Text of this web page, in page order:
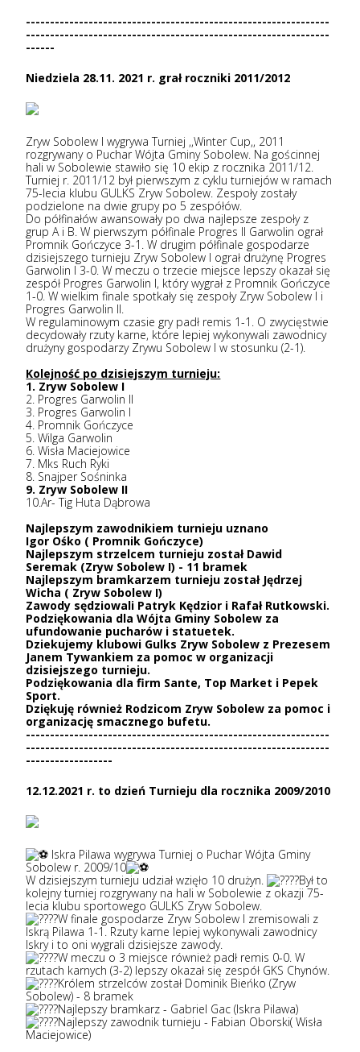
---------------------------------------------------------------
---------------------------------------------------------------
------
Niedziela 28.11. 2021 r. grał roczniki 2011/2012
Zryw Sobolew I wygrywa Turniej ,,Winter Cup,, 2011
rozgrywany o Puchar Wójta Gminy Sobolew. Na gościnnej
hali w Sobolewie stawiło się 10 ekip z rocznika 2011/12.
Turniej r. 2011/12 był pierwszym z cyklu turniejów w ramach
75-lecia klubu GULKS Zryw Sobolew. Zespoły zostały
podzielone na dwie grupy po 5 zespółów.
Do półfinałów awansowały po dwa najlepsze zespoły z
grup A i B. W pierwszym półfinale Progres II Garwolin ograł
Promnik Gończyce 3-1. W drugim półfinale gospodarze
dzisiejszego turnieju Zryw Sobolew I ograł drużynę Progres
Garwolin I 3-0. W meczu o trzecie miejsce lepszy okazał się
zespół Progres Garwolin I, który wygrał z Promnik Gończyce
1-0. W wielkim finale spotkały się zespoły Zryw Sobolew I i
Progres Garwolin II.
W regulaminowym czasie gry padł remis 1-1. O zwycięstwie
decydowały rzuty karne, które lepiej wykonywali zawodnicy
drużyny gospodarzy Zrywu Sobolew I w stosunku (2-1).
Kolejność po dzisiejszym turnieju:
1. Zryw Sobolew I
2. Progres Garwolin II
3. Progres Garwolin I
4. Promnik Gończyce
5. Wilga Garwolin
6. Wisła Maciejowice
7. Mks Ruch Ryki
8. Snajper Sośninka
9. Zryw Sobolew II
10.Ar- Tig Huta Dąbrowa
Najlepszym zawodnikiem turnieju uznano
Igor Ośko ( Promnik Gończyce)
Najlepszym strzelcem turnieju został Dawid
Seremak (Zryw Sobolew I) - 11 bramek
Najlepszym bramkarzem turnieju został Jędrzej
Wicha ( Zryw Sobolew I)
Zawody sędziowali Patryk Kędzior i Rafał Rutkowski.
Podziękowania dla Wójta Gminy Sobolew za
ufundowanie pucharów i statuetek.
Dziekujemy klubowi Gulks Zryw Sobolew z Prezesem
Janem Tywankiem za pomoc w organizacji
dzisiejszego turnieju.
Podziękowania dla firm Sante, Top Market i Pepek
Sport.
Dziękuję również Rodzicom Zryw Sobolew za pomoc i
organizację smacznego bufetu.
---------------------------------------------------------------
---------------------------------------------------------------
------------------
12.12.2021 r. to dzień Turnieju dla rocznika 2009/2010
Iskra Pilawa wygrywa Turniej o Puchar Wójta Gminy
Sobolew r. 2009/10
W dzisiejszym turnieju udział wzięło 10 drużyn.
Był to
kolejny turniej rozgrywany na hali w Sobolewie z okazji 75-
lecia klubu sportowego GULKS Zryw Sobolew.
W finale gospodarze Zryw Sobolew I zremisowali z
Iskrą Pilawa 1-1. Rzuty karne lepiej wykonywali zawodnicy
Iskry i to oni wygrali dzisiejsze zawody.
W meczu o 3 miejsce również padł remis 0-0. W
rzutach karnych (3-2) lepszy okazał się zespół GKS Chynów.
Królem strzelców został Dominik Bieńko (Zryw
Sobolew) - 8 bramek
Najlepszy bramkarz - Gabriel Gac (Iskra Pilawa)
Najlepszy zawodnik turnieju - Fabian Oborski( Wisła
Maciejowice)